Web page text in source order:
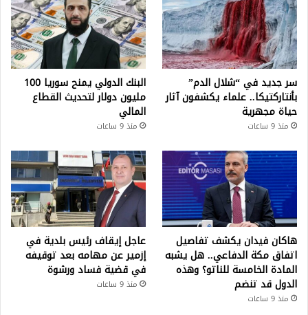
سر جديد في “شلال الدم”
بأنتاركتيكا.. علماء يكشفون آثار
حياة مجهرية
منذ 9 ساعات
البنك الدولي يمنح سوريا 100
مليون دولار لتحديث القطاع
المالي
منذ 9 ساعات
هاكان فيدان يكشف تفاصيل
اتفاق مكة الدفاعي.. هل يشبه
المادة الخامسة للناتو؟ وهذه
الدول قد تنضم
منذ 9 ساعات
عاجل إيقاف رئيس بلدية في
إزمير عن مهامه بعد توقيفه
في قضية فساد ورشوة
منذ 9 ساعات